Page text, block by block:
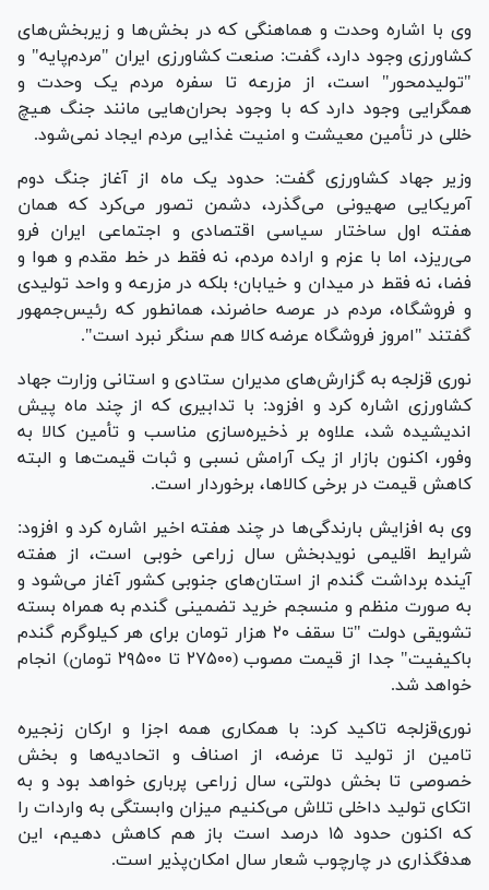
وی با اشاره وحدت و هماهنگی که در بخش‌ها و زیربخش‌های
کشاورزی وجود دارد، گفت: صنعت کشاورزی ایران "مردم‌پایه" و
"تولیدمحور" است، از مزرعه تا سفره مردم یک وحدت و
همگرایی وجود دارد که با وجود بحران‌هایی مانند جنگ هیچ
خللی در تأمین معیشت و امنیت غذایی مردم ایجاد نمی‌شود.
وزیر جهاد کشاورزی گفت: حدود یک ماه از آغاز جنگ دوم
آمریکایی صهیونی می‌گذرد، دشمن تصور می‌کرد که همان
هفته اول ساختار سیاسی اقتصادی و اجتماعی ایران فرو
می‌ریزد، اما با عزم و اراده مردم، نه فقط در خط مقدم و هوا و
فضا، نه فقط در میدان و خیابان؛ بلکه در مزرعه و واحد تولیدی
و فروشگاه، مردم در عرصه حاضرند، همانطور که رئیس‌جمهور
گفتند "امروز فروشگاه عرضه کالا هم سنگر نبرد است".
نوری قزلجه به گزارش‌های مدیران ستادی و استانی وزارت جهاد
کشاورزی اشاره کرد و افزود: با تدابیری که از چند ماه پیش
اندیشیده شد، علاوه بر ذخیره‌سازی مناسب و تأمین کالا به
وفور، اکنون بازار از یک آرامش نسبی و ثبات قیمت‌ها و البته
کاهش قیمت در برخی کالاها، برخوردار است.
وی به افزایش بارندگی‌ها در چند هفته اخیر اشاره کرد و افزود:
شرایط اقلیمی نویدبخش سال زراعی خوبی است، از هفته
آینده برداشت گندم از استان‌های جنوبی کشور آغاز می‌شود و
به صورت منظم و منسجم خرید تضمینی گندم به همراه بسته
تشویقی دولت "تا سقف ۲۰ هزار تومان برای هر کیلوگرم گندم
باکیفیت" جدا از قیمت مصوب (۲۷۵۰۰ تا ۲۹۵۰۰ تومان) انجام
خواهد شد.
نوری‌قزلجه تاکید کرد: با همکاری همه اجزا و ارکان زنجیره
تامین از تولید تا عرضه، از اصناف و اتحادیه‌ها و بخش
خصوصی تا بخش دولتی، سال زراعی پرباری خواهد بود و به
اتکای تولید داخلی تلاش می‌کنیم میزان وابستگی به واردات را
که اکنون حدود ۱۵ درصد است باز هم کاهش دهیم، این
هدفگذاری در چارچوب شعار سال امکان‌پذیر است.